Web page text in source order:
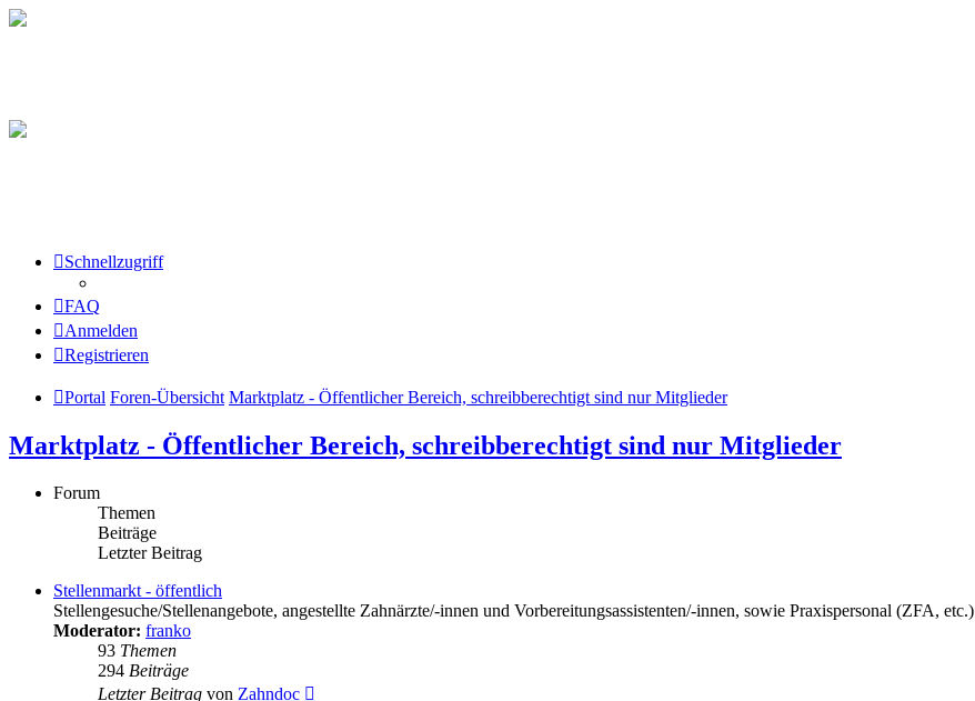
Schnellzugriff
FAQ
Anmelden
Registrieren
Portal Foren-Übersicht Marktplatz - Öffentlicher Bereich, schreibberechtigt sind nur Mitglieder
Marktplatz - Öffentlicher Bereich, schreibberechtigt sind nur Mitglieder
Forum
Themen
Beiträge
Letzter Beitrag
Stellenmarkt - öffentlich
Stellengesuche/Stellenangebote, angestellte Zahnärzte/-innen und Vorbereitungsassistenten/-innen, sowie Praxispersonal (ZFA, etc.)
Moderator: franko
93 Themen
294 Beiträge
Letzter Beitrag von Zahndoc